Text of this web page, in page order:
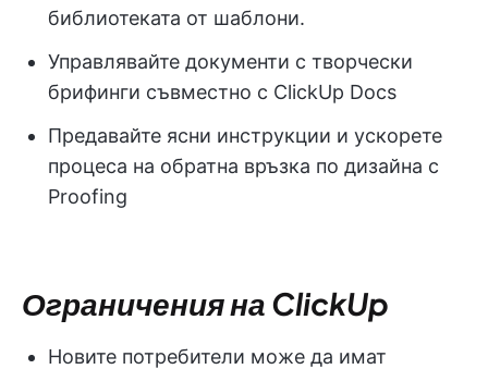
библиотеката от шаблони.
Управлявайте документи с творчески
брифинги съвместно с ClickUp Docs
Предавайте ясни инструкции и ускорете
процеса на обратна връзка по дизайна с
Proofing
Ограничения на ClickUp
Новите потребители може да имат